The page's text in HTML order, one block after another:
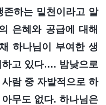
하는 밑천이라고 알
은혜와 공급에 대해
하나님이 부여한 생
하고 있다…. 밤낮으로
람 중 자발적으로 하
무도 없다. 하나님은